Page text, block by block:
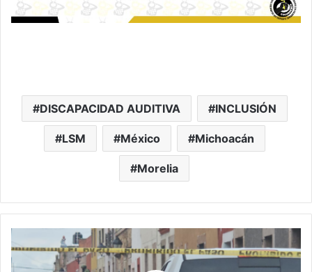
DISCAPACIDAD AUDITIVA INCLUSIÓN
LSM México Michoacán
Morelia
#Morelia
Detienen
A